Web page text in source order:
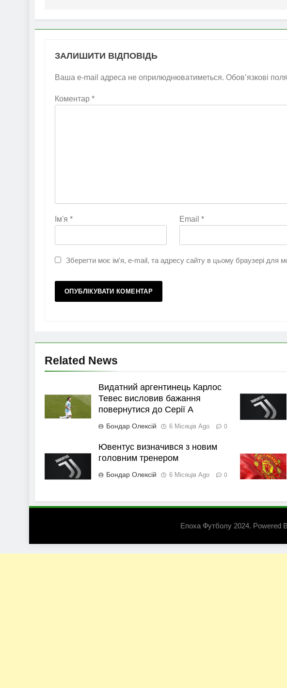
ЗАЛИШИТИ ВІДПОВІДЬ
Ваша e-mail адреса не оприлюднюватиметься. Обов’язкові
Коментар *
Ім'я * Email *
Зберегти моє ім'я, e-mail, та адресу сайту в цьому браузері для
Related News
Видатний аргентинець Карлос
Тевес висловив бажання
повернутися до Серії А
Бондар Олексій 6 Місяців Ago 0
Ювентус визначився з новим
головним тренером
Бондар Олексій 6 Місяців Ago 0
Епоха Футболу 2024. Powered